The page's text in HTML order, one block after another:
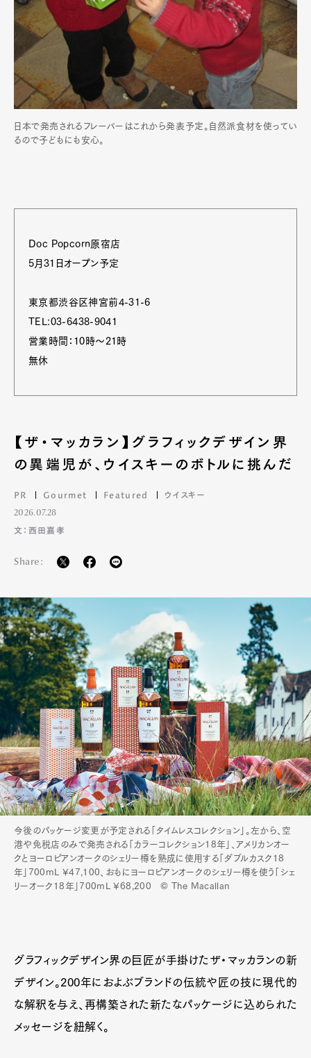
日本で発売されるフレーバーはこれから発表予定。自然派食材を使ってい
るので子どもにも安心。
Doc Popcorn原宿店
5月31日オープン予定
東京都渋谷区神宮前4-31-6
TEL:03-6438-9041
営業時間：10時～21時
無休
【ザ・マッカラン】グラフィックデザイン界
の異端児が、ウイスキーのボトルに挑んだ
PR Gourmet Featured ウイスキー
2026.07.28
文：西田嘉孝
Share:
今後のパッケージ変更が予定される「タイムレスコレクション」。左から、空
港や免税店のみで発売される「カラーコレクション18年」、アメリカンオー
クとヨーロピアンオークのシェリー樽を熟成に使用する「ダブルカスク18
年」700mL ¥47,100、おもにヨーロピアンオークのシェリー樽を使う「シェ
リーオーク18年」700mL ¥68,200 © The Macallan
グラフィックデザイン界の巨匠が手掛けたザ・マッカランの新
デザイン。200年におよぶブランドの伝統や匠の技に現代的
な解釈を与え、再構築された新たなパッケージに込められた
メッセージを紐解く。